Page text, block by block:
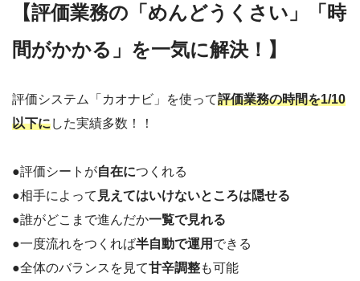
【評価業務の「めんどうくさい」「時
間がかかる」を一気に解決！】
評価システム「カオナビ」を使って評価業務の時間を1/10
以下にした実績多数！！
●評価シートが自在につくれる
●相手によって 見えてはいけないところは隠せる
●誰がどこまで進んだか一覧で見れる
●一度流れをつくれば半自動で運用 できる
●全体のバランスを見て甘辛調整も可能